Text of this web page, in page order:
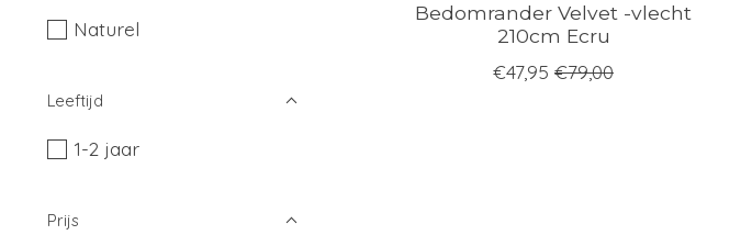
Naturel
Leeftijd
1-2 jaar
Prijs
Bedomrander Velvet -vlecht
210cm Ecru
€47,95 €79,00